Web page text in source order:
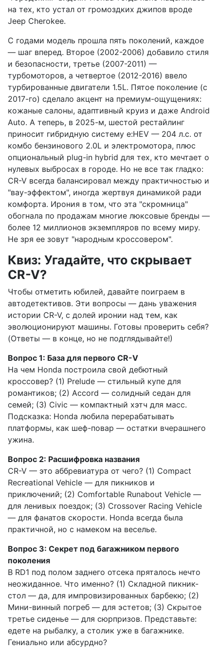
на тех, кто устал от громоздких джипов вроде
Jeep Cherokee.
С годами модель прошла пять поколений, каждое
— шаг вперед. Второе (2002-2006) добавило стиля
и безопасности, третье (2007-2011) —
турбомоторов, а четвертое (2012-2016) ввело
турбированные двигатели 1.5L. Пятое поколение (с
2017-го) сделало акцент на премиум-ощущениях:
кожаные салоны, адаптивный круиз и даже Android
Auto. А теперь, в 2025-м, шестой рестайлинг
приносит гибридную систему e:HEV — 204 л.с. от
комбо бензинового 2.0L и электромотора, плюс
опциональный plug-in hybrid для тех, кто мечтает о
нулевых выбросах в городе. Но не все так гладко:
CR-V всегда балансировал между практичностью и
"вау-эффектом", иногда жертвуя динамикой ради
комфорта. Ирония в том, что эта "скромница"
обогнала по продажам многие люксовые бренды —
более 12 миллионов экземпляров по всему миру.
Не зря ее зовут "народным кроссовером".
Квиз: Угадайте, что скрывает
CR-V?
Чтобы отметить юбилей, давайте поиграем в
автодетективов. Эти вопросы — дань уважения
истории CR-V, с долей иронии над тем, как
эволюционируют машины. Готовы проверить себя?
(Ответы — в конце, но не подглядывайте!)
Вопрос 1: База для первого CR-V
На чем Honda построила свой дебютный
кроссовер? (1) Prelude — стильный купе для
романтиков; (2) Accord — солидный седан для
семей; (3) Civic — компактный хэтч для масс.
Подсказка: Honda любила перерабатывать
платформы, как шеф-повар — остатки вчерашнего
ужина.
Вопрос 2: Расшифровка названия
CR-V — это аббревиатура от чего? (1) Compact
Recreational Vehicle — для пикников и
приключений; (2) Comfortable Runabout Vehicle —
для ленивых поездок; (3) Crossover Racing Vehicle
— для фанатов скорости. Honda всегда была
практичной, но с намеком на веселье.
Вопрос 3: Секрет под багажником первого
поколения
В RD1 под полом заднего отсека пряталось нечто
неожиданное. Что именно? (1) Складной пикник-
стол — да, для импровизированных барбекю; (2)
Мини-винный погреб — для эстетов; (3) Скрытое
третье сиденье — для сюрпризов. Представьте:
едете на рыбалку, а столик уже в багажнике.
Гениально или абсурдно?